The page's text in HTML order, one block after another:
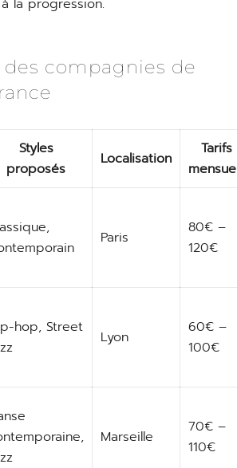
la progression.
compagnies de
Styles
proposés
Localisation
Tarifs
Paris
80€ –
120€
hop, Street
Lyon
60€ –
100€
Marseille
70€ –
110€